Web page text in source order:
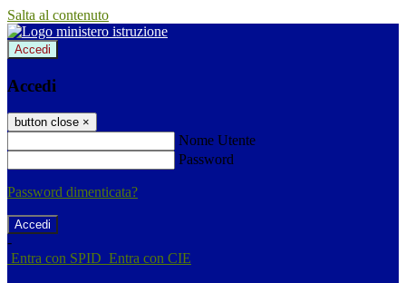
Salta al contenuto
Accedi
Accedi
button close ×
Nome Utente
Password
Password dimenticata?
-
Entra con SPID Entra con CIE